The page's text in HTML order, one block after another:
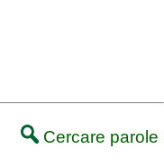
Cercare parole